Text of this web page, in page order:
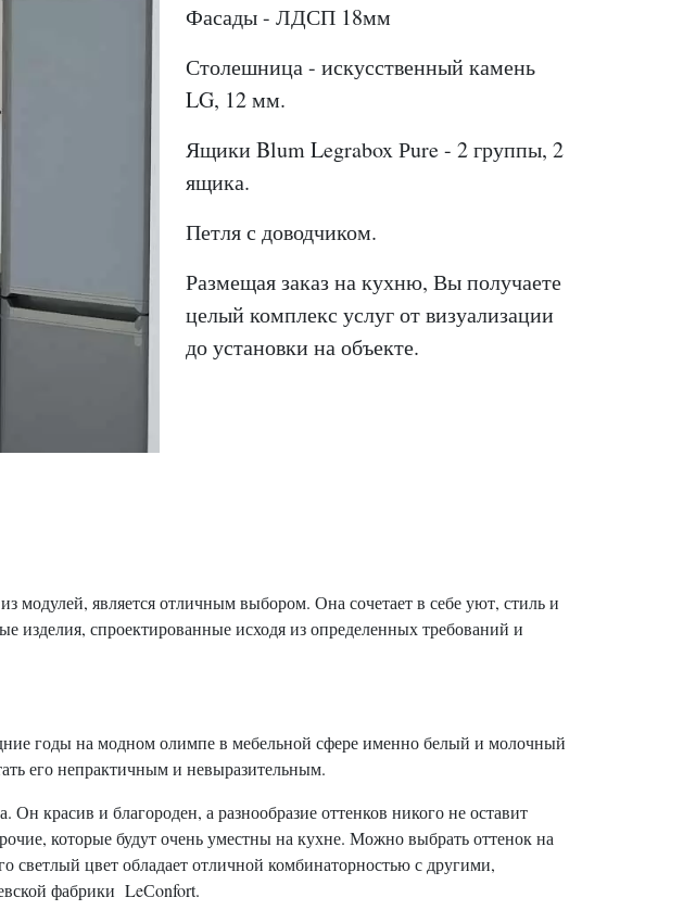
Фасады - ЛДСП 18мм
Столешница - искусственный камень
LG, 12 мм.
Ящики Blum Legrabox Рure - 2 группы, 2
ящика.
Петля с доводчиком.
Размещая заказ на кухню, Вы получаете
целый комплекс услуг от визуализации
до установки на объекте.
модулей, является отличным выбором. Она сочетает в себе уют, стиль и
изделия, спроектированные исходя из определенных требований и
годы на модном олимпе в мебельной сфере именно белый и молочный
его непрактичным и невыразительным.
красив и благороден, а разнообразие оттенков никого не оставит
которые будут очень уместны на кухне. Можно выбрать оттенок на
светлый цвет обладает отличной комбинаторностью с другими,
фабрики LeСonfort.